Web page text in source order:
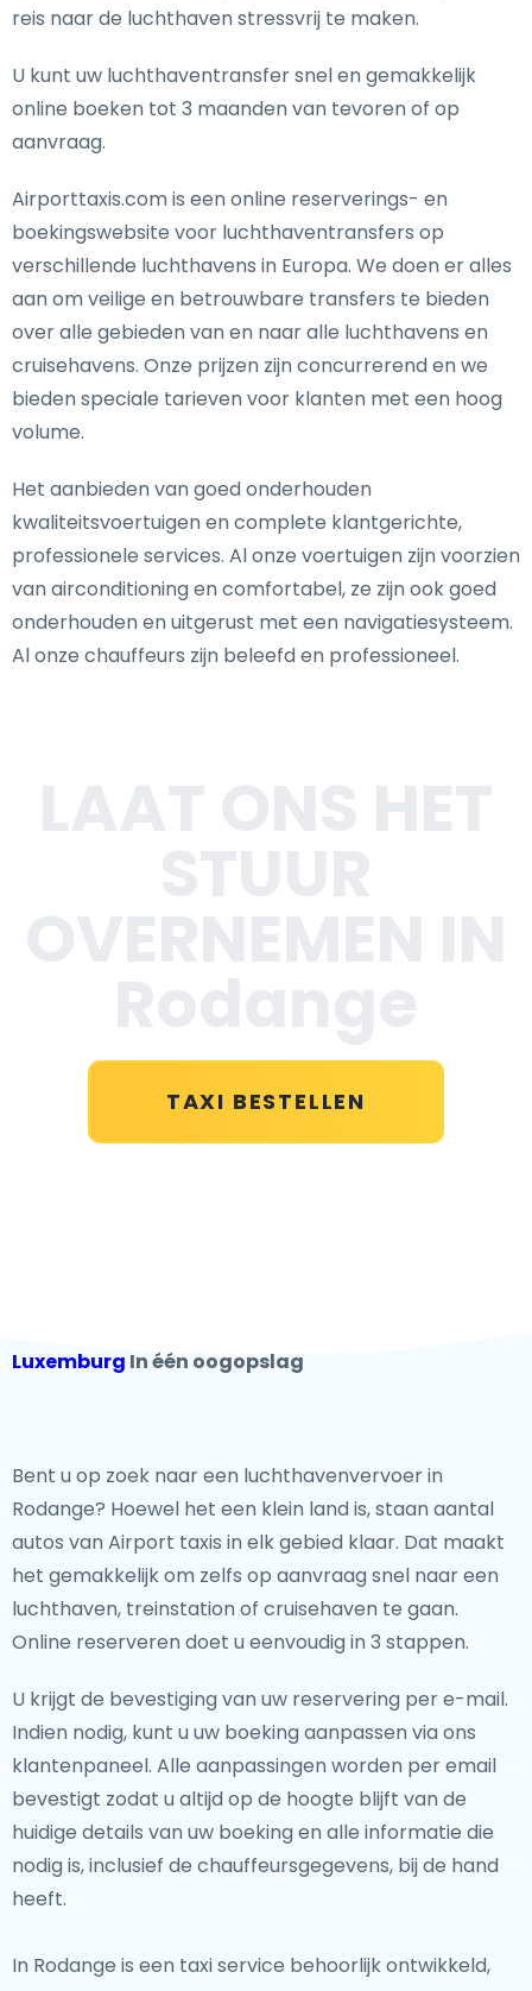
reis naar de luchthaven stressvrij te maken.
U kunt uw luchthaventransfer snel en gemakkelijk
online boeken tot 3 maanden van tevoren of op
aanvraag.
Airporttaxis.com is een online reserverings- en
boekingswebsite voor luchthaventransfers op
verschillende luchthavens in Europa. We doen er alles
aan om veilige en betrouwbare transfers te bieden
over alle gebieden van en naar alle luchthavens en
cruisehavens. Onze prijzen zijn concurrerend en we
bieden speciale tarieven voor klanten met een hoog
volume.
Het aanbieden van goed onderhouden
kwaliteitsvoertuigen en complete klantgerichte,
professionele services. Al onze voertuigen zijn voorzien
van airconditioning en comfortabel, ze zijn ook goed
onderhouden en uitgerust met een navigatiesysteem.
Al onze chauffeurs zijn beleefd en professioneel.
TAXI BESTELLEN
Luxemburg In één oogopslag
Bent u op zoek naar een luchthavenvervoer in
Rodange? Hoewel het een klein land is, staan aantal
autos van Airport taxis in elk gebied klaar. Dat maakt
het gemakkelijk om zelfs op aanvraag snel naar een
luchthaven, treinstation of cruisehaven te gaan.
Online reserveren doet u eenvoudig in 3 stappen.
U krijgt de bevestiging van uw reservering per e-mail.
Indien nodig, kunt u uw boeking aanpassen via ons
klantenpaneel. Alle aanpassingen worden per email
bevestigt zodat u altijd op de hoogte blijft van de
huidige details van uw boeking en alle informatie die
nodig is, inclusief de chauffeursgegevens, bij de hand
heeft.
In Rodange is een taxi service behoorlijk ontwikkeld,